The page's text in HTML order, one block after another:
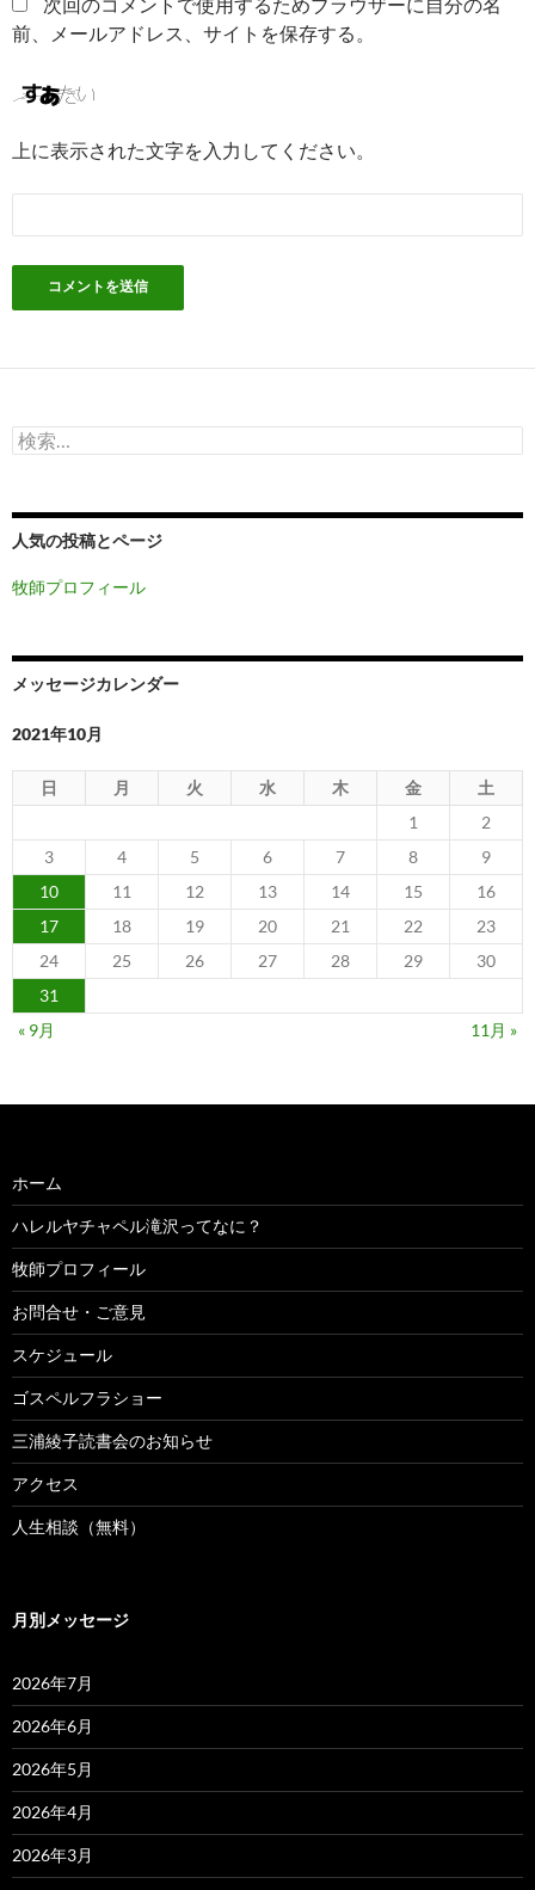
前、メールアドレス、サイトを保存する。
上に表示された文字を入力してください。
検
索:
人気の投稿とページ
牧師プロフィール
メッセージカレンダー
2021年10月
日 月 火 水 木 金
土
1
2
3
4 5 6 7 8
9
10
11 12 13 14 15
16
17
18 19 20 21 22
23
24
25 26 27 28 29
30
31
« 9月
11月 »
ホーム
ハレルヤチャペル滝沢ってなに？
牧師プロフィール
お問合せ・ご意見
スケジュール
ゴスペルフラショー
三浦綾子読書会のお知らせ
アクセス
人生相談（無料）
月別メッセージ
2026年7月
2026年6月
2026年5月
2026年4月
2026年3月